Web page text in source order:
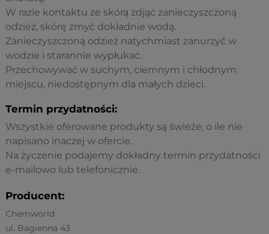
W razie kontaktu ze skórą zdjąć zanieczyszczoną
odzież, skórę zmyć dokładnie wodą.
Zanieczyszczoną odzież natychmiast zanurzyć w
wodzie i starannie wypłukać.
Przechowywać w suchym, ciemnym i chłodnym
miejscu, niedostępnym dla małych dzieci.
Termin przydatności:
Wszystkie oferowane produkty są świeże, o ile nie
napisano inaczej w ofercie.
Na życzenie podajemy dokładny termin przydatności
e-mailowo lub telefonicznie.
Producent:
Chemworld
ul. Bagienna 43